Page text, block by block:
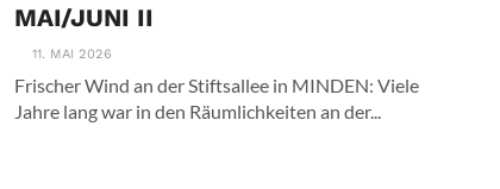
MAI/JUNI II
11. MAI 2026
Frischer Wind an der Stiftsallee in MINDEN: Viele
Jahre lang war in den Räumlichkeiten an der...